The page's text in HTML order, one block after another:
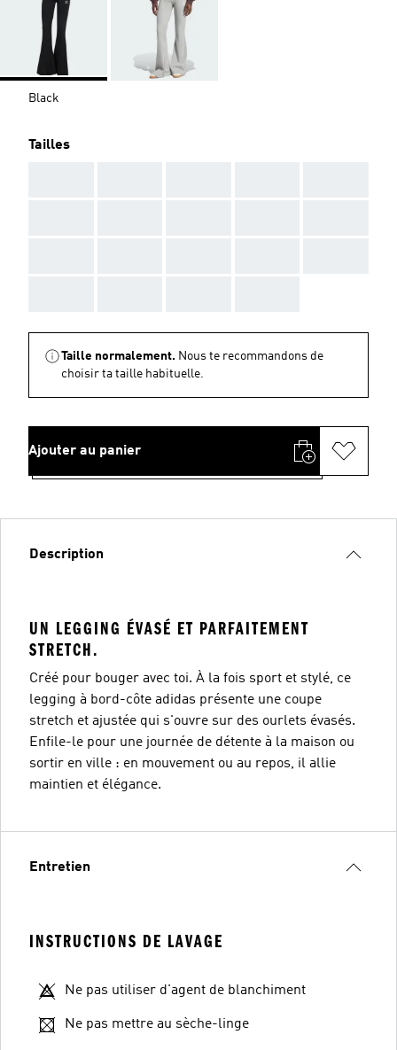
Black
Tailles
Taille normalement. Nous te recommandons de
choisir ta taille habituelle.
Ajouter au panier
Description
UN LEGGING ÉVASÉ ET PARFAITEMENT
STRETCH.
Créé pour bouger avec toi. À la fois sport et stylé, ce
legging à bord-côte adidas présente une coupe
stretch et ajustée qui s'ouvre sur des ourlets évasés.
Enfile-le pour une journée de détente à la maison ou
sortir en ville : en mouvement ou au repos, il allie
maintien et élégance.
Entretien
INSTRUCTIONS DE LAVAGE
Ne pas utiliser d'agent de blanchiment
Ne pas mettre au sèche-linge